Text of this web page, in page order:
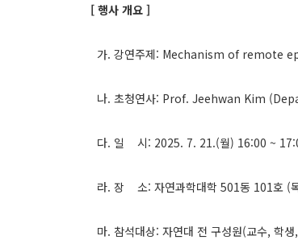
[ 행사 개요 ]
가. 강연주제: Mechanism of remote
나. 초청연사: Prof. Jeehwan Kim
다. 일 시: 2025. 7. 21.(월) 16:00 ~
라. 장 소: 자연과학대학 501동 101호 (
마. 참석대상: 자연대 전 구성원(교수, 학